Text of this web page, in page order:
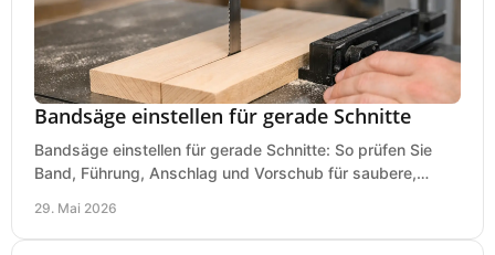
Bandsäge einstellen für gerade Schnitte
Bandsäge einstellen für gerade Schnitte: So prüfen Sie
Band, Führung, Anschlag und Vorschub für saubere,
29. Mai 2026